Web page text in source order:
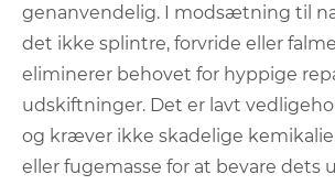
genanvendelig. I modsætning til
det ikke splintre, forvride eller
eliminerer behovet for hyppige
udskiftninger. Det er lavt
og kræver ikke skadelige
eller fugemasse for at bevare dets